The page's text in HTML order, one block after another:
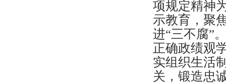
项规定精神
示教育，聚
进“三不腐”
正确政绩观
实组织生活
关，锻造忠